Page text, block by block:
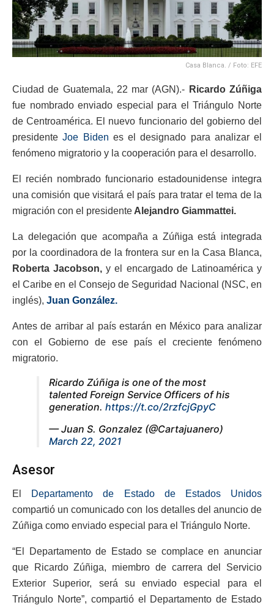
Casa Blanca. / Foto: EFE
Ciudad de Guatemala, 22 mar (AGN).- Ricardo Zúñiga
fue nombrado enviado especial para el Triángulo Norte
de Centroamérica. El nuevo funcionario del gobierno del
presidente Joe Biden es el designado para analizar el
fenómeno migratorio y la cooperación para el desarrollo.
El recién nombrado funcionario estadounidense integra
una comisión que visitará el país para tratar el tema de la
migración con el presidente Alejandro Giammattei.
La delegación que acompaña a Zúñiga está integrada
por la coordinadora de la frontera sur en la Casa Blanca,
Roberta Jacobson, y el encargado de Latinoamérica y
el Caribe en el Consejo de Seguridad Nacional (NSC, en
inglés), Juan González.
Antes de arribar al país estarán en México para analizar
con el Gobierno de ese país el creciente fenómeno
migratorio.
Ricardo Zúñiga is one of the most
talented Foreign Service Officers of his
generation. https://t.co/2rzfcjGpyC
— Juan S. Gonzalez (@Cartajuanero)
March 22, 2021
Asesor
El
Departamento de Estado de Estados Unidos
compartió un comunicado con los detalles del anuncio de
Zúñiga como enviado especial para el Triángulo Norte.
“El Departamento de Estado se complace en anunciar
que Ricardo Zúñiga, miembro de carrera del Servicio
Exterior Superior, será su enviado especial para el
Triángulo Norte”, compartió el Departamento de Estado